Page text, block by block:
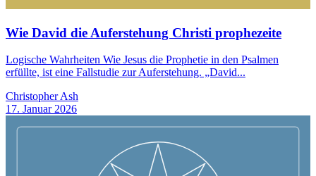
Wie David die Auferstehung Christi prophezeite
Logische Wahrheiten Wie Jesus die Prophetie in den Psalmen
erfüllte, ist eine Fallstudie zur Auferstehung. „David...
Christopher Ash
17. Januar 2026